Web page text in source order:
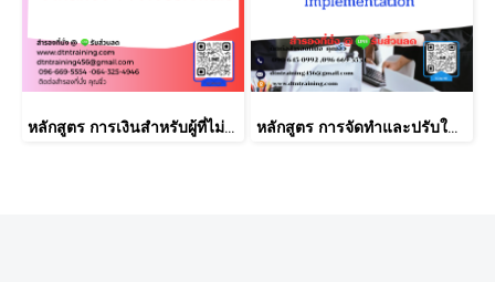
หลักสูตร การเงินสำหรับผู้ที่ไม่ได้มีวิชาชีพด้านการเงิน (Finance for Non-Finance Professionals) หลักสูตร การจัดทำและปรับใช้ SKILLS MATRIX อย่างได้ผล Skill Matrix Setting & Implementation